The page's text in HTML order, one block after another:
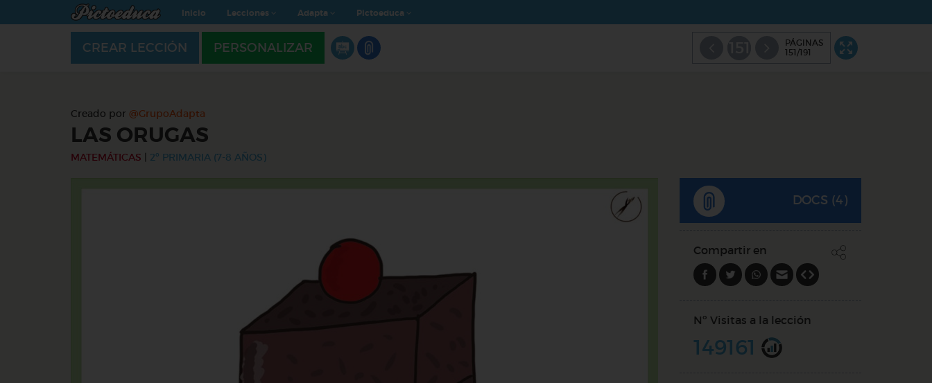
Inicio Lecciones Adapta Pictoeduca
CREAR LECCIÓN PERSONALIZAR
PÁGINAS
151/191
Creado por @GrupoAdapta
LAS ORUGAS
MATEMÁTICAS 2º PRIMARIA (7-8 AÑOS)
DOCS (4)
Compartir en
Nº Visitas a la lección
149161